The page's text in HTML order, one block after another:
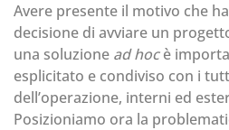
Avere presente il motivo che
decisione di avviare un
una soluzione ad hocè
esplicitato e condiviso con i
dell’operazione, interni ed
Posizioniamo ora la